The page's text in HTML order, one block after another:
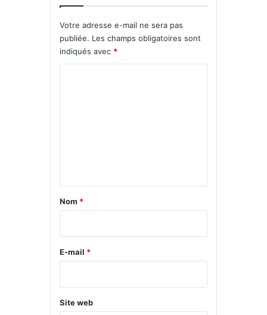
Votre adresse e-mail ne sera pas
publiée. Les champs obligatoires sont
indiqués avec *
a
e
Nom *
E-mail *
Site web